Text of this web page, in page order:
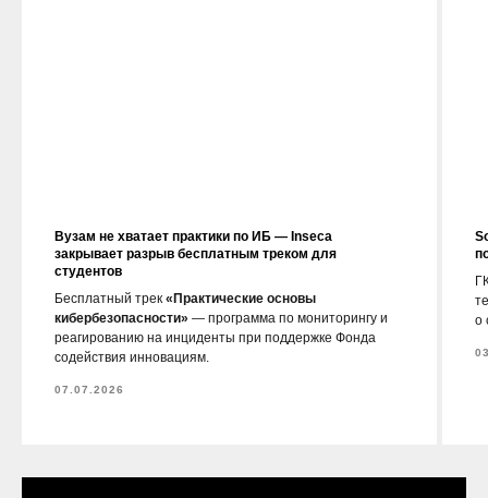
Вузам не хватает практики по ИБ — Inseca
закрывает разрыв бесплатным треком для
студентов
Бесплатный трек «Практические основы
кибербезопасности» — программа по мониторингу и
реагированию на инциденты при поддержке Фонда
содействия инновациям.
07.07.2026
о